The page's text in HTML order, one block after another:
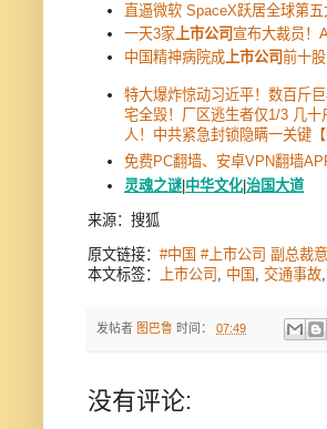
直逼微软 SpaceX跃居全球第五
一天3家 上市公司 宣布大裁员！
中国精神病院成上市公司 前十
特大爆炸惊动习近平！数百斤
宅全毁！厂区逃生者仅1/3 几
人！中共紧急封锁隐瞒一关键
免费PC翻墙、安卓VPN翻墙
灵魂之谜|中华文化|治国大道
来源：搜狐
原文链接： #中国 #上市公司 副总裁
本文标签：
上市公司 , 中国 , 交通事故
发帖者 图巴鲁 时间： 07:49
没有评论: